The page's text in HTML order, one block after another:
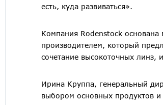
есть, куда развиваться».
Компания Rodenstock основана
производителем, который
сочетание высокоточных линз,
Ирина Круппа, генеральный
выбором основных продуктов и